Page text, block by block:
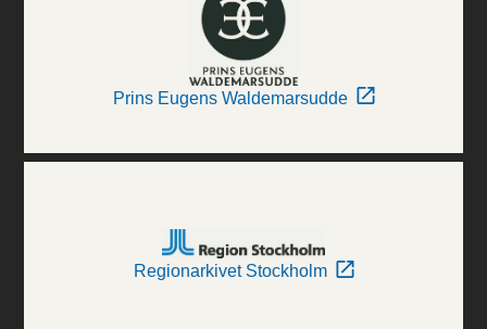
Prins Eugens Waldemarsudde
Regionarkivet Stockholm